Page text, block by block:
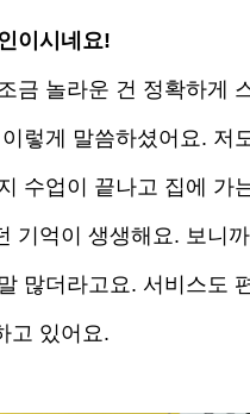
이시네요!
금 놀라운 건 정확하게
렇게 말씀하셨어요. 저
수업이 끝나고 집에 가
기억이 생생해요. 보니
많더라고요. 서비스도
고 있어요.